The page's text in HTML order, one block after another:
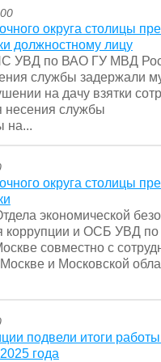
округа столицы
должностному лицу
УВД по ВАО ГУ МВД
службы задержали
на дачу взятки
несения службы
на...
округа столицы
экономической
коррупции и ОСБ УВД
совместно с
и Московской
подвели итоги
года